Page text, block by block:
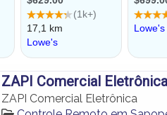
ZAPI Comercial Eletrônica
ZAPI Comercial Eletrônica